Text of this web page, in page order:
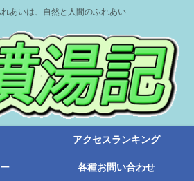
あいは、自然と人間のふれあい
アクセスランキング
各種お問い合わせ